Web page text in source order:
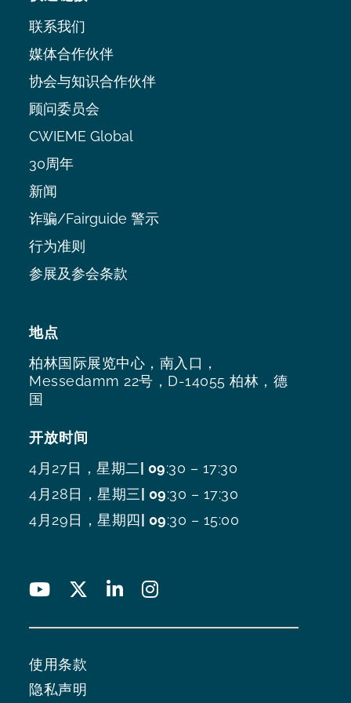
地点
柏林国际展览中心，南入口，
Messedamm 22号，D-14055 柏林，德
国
开放时间
4月27日，星期二| 09:30 – 17:30
4月28日，星期三| 09:30 – 17:30
4月29日，星期四| 09:30 – 15:00
联系我们
媒体合作伙伴
协会与知识合作伙伴
顾问委员会
CWIEME Global
30周年
新闻
诈骗/Fairguide 警示
行为准则
参展及参会条款
使用条款
隐私声明